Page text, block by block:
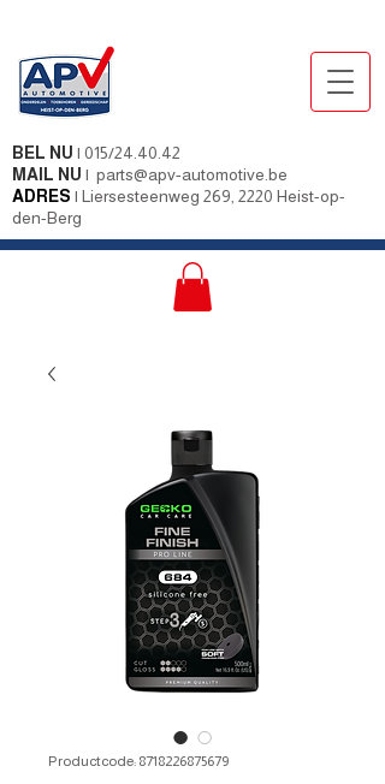
BEL NU | 015/24.40.42
MAIL NU | parts@apv-automotive.be
ADRES | Liersesteenweg 269, 2220 Heist-op-
den-Berg
Productcode: 8718226875679